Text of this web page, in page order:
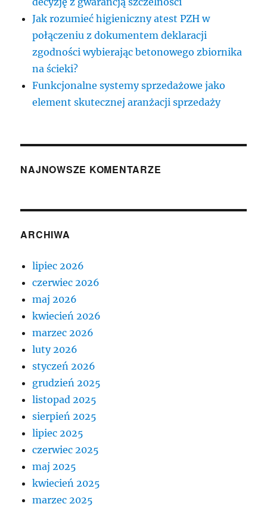
Jak rozumieć higieniczny atest PZH w
połączeniu z dokumentem deklaracji
zgodności wybierając betonowego zbiornika
na ścieki?
Funkcjonalne systemy sprzedażowe jako
element skutecznej aranżacji sprzedaży
NAJNOWSZE KOMENTARZE
ARCHIWA
lipiec 2026
czerwiec 2026
maj 2026
kwiecień 2026
marzec 2026
luty 2026
styczeń 2026
grudzień 2025
listopad 2025
sierpień 2025
lipiec 2025
czerwiec 2025
maj 2025
kwiecień 2025
marzec 2025